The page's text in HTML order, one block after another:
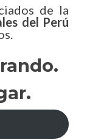
de la
del Perú